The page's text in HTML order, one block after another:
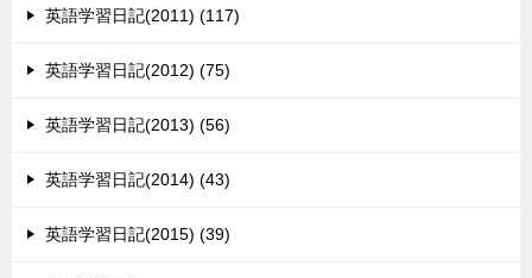
英語学習日記(2011) (117)
英語学習日記(2012) (75)
英語学習日記(2013) (56)
英語学習日記(2014) (43)
英語学習日記(2015) (39)